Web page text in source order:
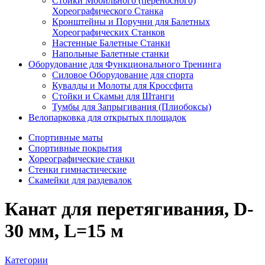
Хореографического Станка
Кронштейны и Поручни для Балетных
Хореографических Станков
Настенные Балетные Станки
Напольные Балетные станки
Оборудование для Функционального Тренинга
Силовое Оборудование для спорта
Кувалды и Молоты для Кроссфита
Стойки и Скамьи для Штанги
Тумбы для Запрыгивания (Плиобоксы)
Велопарковка для открытых площадок
Спортивные маты
Спортивные покрытия
Хореографические станки
Стенки гимнастические
Скамейки для раздевалок
Канат для перетягивания, D-
30 мм, L=15 м
Категории